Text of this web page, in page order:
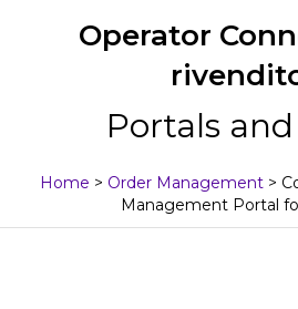
Operator
Portals
Home > Order Management >
Management Portal